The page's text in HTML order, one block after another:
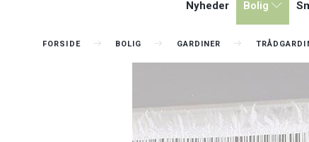
Nyheder Bolig
FORSIDE BOLIG GARDINER